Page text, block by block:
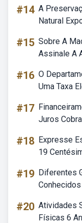
#14 A
Natural
#15 Sobre A
Assinale A
#16 O
Uma Taxa
#17
Juros
#18 Expresse
19
#19 Diferentes
#20 Atividades
Físicas 6